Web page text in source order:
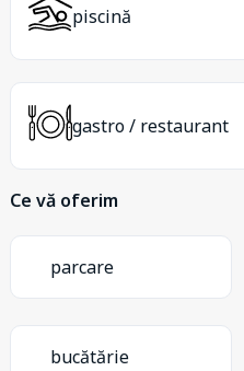
piscină
gastro / restaurant
Ce vă oferim
parcare
bucătărie